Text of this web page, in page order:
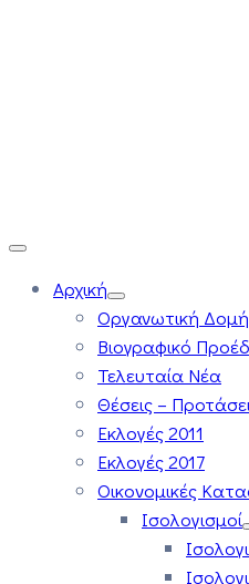
Αρχική
Οργανωτική Δομή
Βιογραφικό
Τελευταία Νέα
Θέσεις –
Εκλογές 2011
Εκλογές 2017
Οικονομικές
Ισολογισμοί